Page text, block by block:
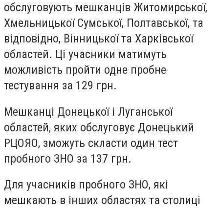
обслуговують мешканців Житомирської,
Хмельницької Сумської, Полтавської, та
відповідно, Вінницької та Харківської
областей. Ці учасники матимуть
можливість пройти одне пробне
тестування за 129 грн.
Мешканці Донецької і Луганської
областей, яких обслуговує Донецький
РЦОЯО, зможуть скласти один тест
пробного ЗНО за 137 грн.
Для учасників пробного ЗНО, які
мешкають в інших областях та столиці